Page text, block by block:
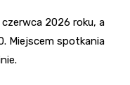
2026 roku, a
Miejscem spotkania